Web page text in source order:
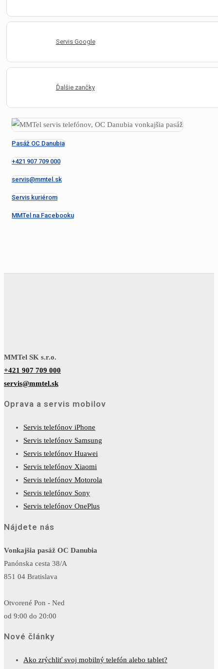
Servis Google
Ďalšie zančky
Pasáž OC Danubia
+421 907 709 000
servis@mmtel.sk
Servis kuriérom
MMTel na Facebooku
MMTel SK s.r.o.
+421 907 709 000
servis@mmtel.sk
Oprava a servis mobilov
Servis telefónov iPhone
Servis telefónov Samsung
Servis telefónov Huawei
Servis telefónov Xiaomi
Servis telefónov Motorola
Servis telefónov Sony
Servis telefónov OnePlus
Nájdete nás
Vonkajšia pasáž OC Danubia
Panónska cesta 38/A
851 04 Bratislava
Otvorené Pon - Ned
od 9:00 do 20:00
Nové články
Ako zrýchliť svoj mobilný telefón alebo tablet?